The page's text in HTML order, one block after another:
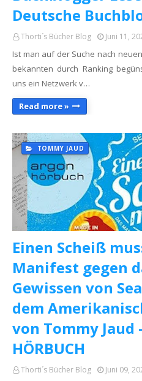
Deutsche
Thorti´s Bücher Blog Juni 11,
Ist man auf der Suche nach
bekannten durch Ranking
uns ein Netzwerk v…
Read more »
TOMMY JAUD
Einen Scheiß
Manifest gegen
Gewissen von
dem
von Tommy Jaud
HÖRBUCH
Thorti´s Bücher Blog Juni 09,